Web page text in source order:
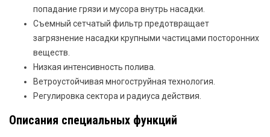
попадание грязи и мусора внутрь насадки.
Съемный сетчатый фильтр предотвращает
загрязнение насадки крупными частицами посторонних
веществ.
Низкая интенсивность полива.
Ветроустойчивая многоструйная технология.
Регулировка сектора и радиуса действия.
Описания специальных функций